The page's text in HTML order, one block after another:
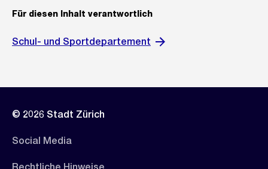
Für diesen Inhalt verantwortlich
Schul- und Sportdepartement
© 2026 Stadt Zürich
Social Media